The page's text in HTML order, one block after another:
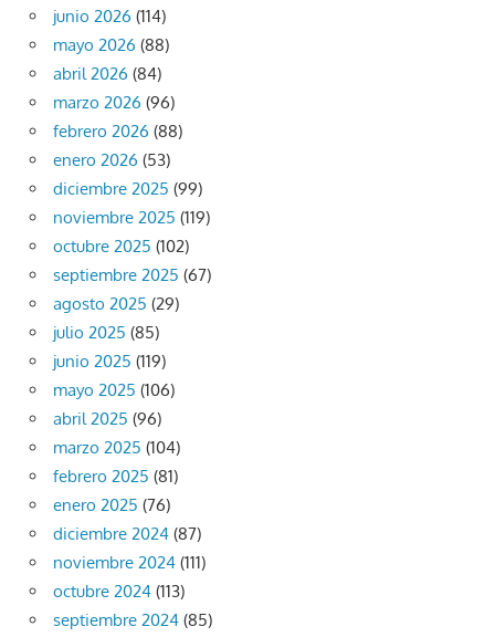
junio 2026 (114)
mayo 2026 (88)
abril 2026 (84)
marzo 2026 (96)
febrero 2026 (88)
enero 2026 (53)
diciembre 2025 (99)
noviembre 2025 (119)
octubre 2025 (102)
septiembre 2025 (67)
agosto 2025 (29)
julio 2025 (85)
junio 2025 (119)
mayo 2025 (106)
abril 2025 (96)
marzo 2025 (104)
febrero 2025 (81)
enero 2025 (76)
diciembre 2024 (87)
noviembre 2024 (111)
octubre 2024 (113)
septiembre 2024 (85)